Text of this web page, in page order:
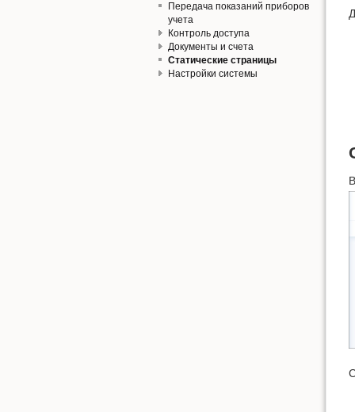
Передача показаний приборов
учета
Контроль доступа
Документы и счета
Статические страницы
Настройки системы